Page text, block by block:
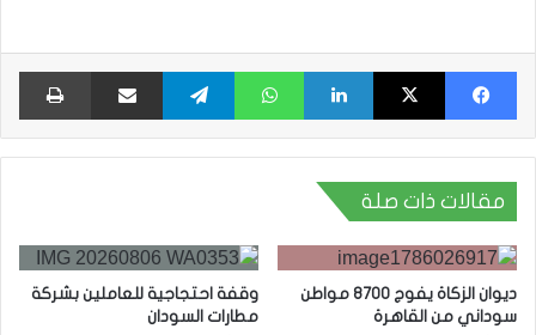
فيسبوك X لينكدإن واتساب تيلقرام مشاركة عبر البريد
مقالات ذات صلة
ديوان الزكاة يفوج 8700 مواطن
سوداني من القاهرة
وقفة احتجاجية للعاملين بشركة
مطارات السودان